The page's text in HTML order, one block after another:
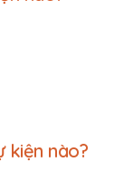
kiện nào?